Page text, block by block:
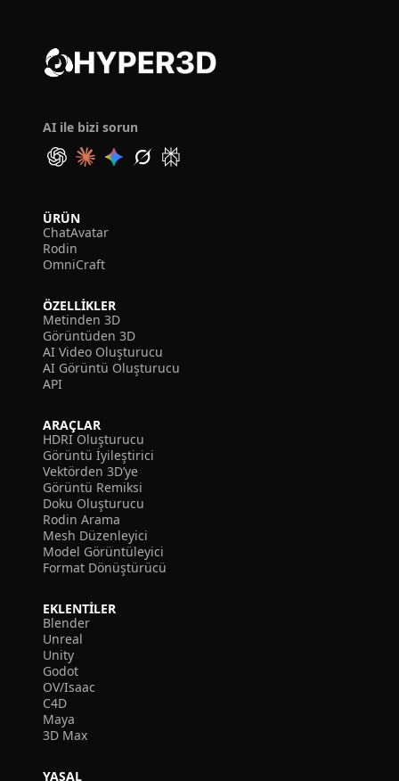
AI ile bizi sorun
ÜRÜN
ChatAvatar
Rodin
OmniCraft
ÖZELLIKLER
Metinden 3D
Görüntüden 3D
AI Video Oluşturucu
AI Görüntü Oluşturucu
API
ARAÇLAR
HDRI Oluşturucu
Görüntü İyileştirici
Vektörden 3D’ye
Görüntü Remiksi
Doku Oluşturucu
Rodin Arama
Mesh Düzenleyici
Model Görüntüleyici
Format Dönüştürücü
EKLENTILER
Blender
Unreal
Unity
Godot
OV/Isaac
C4D
Maya
3D Max
YASAL